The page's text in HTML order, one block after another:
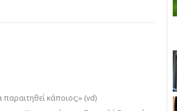
παραιτηθεί κάποιος;» (vd)